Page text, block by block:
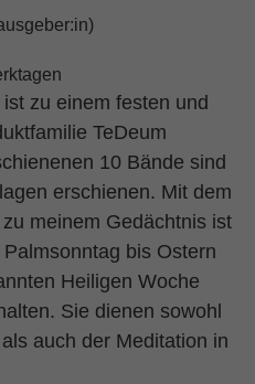
zu einem festen und
TeDeum
10 Bände sind
erschienen. Mit dem
meinem Gedächtnis ist
bis Ostern
Heiligen Woche
Sie dienen sowohl
auch der Meditation in